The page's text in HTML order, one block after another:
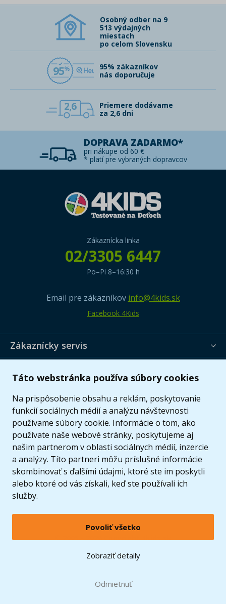
Táto webstránka používa súbory cookies
Na prispôsobenie obsahu a reklám, poskytovanie
funkcií sociálnych médií a analýzu návštevnosti
používame súbory cookie. Informácie o tom, ako
používate naše webové stránky, poskytujeme aj
našim partnerom v oblasti sociálnych médií, inzercie
a analýzy. Títo partneri môžu príslušné informácie
skombinovať s ďalšími údajmi, ktoré ste im poskytli
alebo ktoré od vás získali, keď ste používali ich
služby.
Povoliť všetko
Zobraziť detaily
Odmietnuť
Osobný odber na 9
513 výdajných
miestach
po celom Slovensku
95
95% zákazníkov
nás doporučuje
2,6
Priemere dodávame
za 2,6 dni
DOPRAVA ZADARMO*
pri nákupe od 60 €
* platí pre vybraných dopravcov
Zákaznícka linka
02/3305 6447
Po–Pi 8–16:30 h
Email pre zákazníkov info@4kids.sk
Facebook 4Kids
Zákaznícky servis
© 2005 - 2026 Copyright 4kids.sk
LEGO, logo LEGO a minifigúrka sú ochrannými známkami spoločnosti LEGO Group. ©
2024 The LEGO Group.
Zobraziť verziu pre desktop
Doprava zadarmopri nákupe od